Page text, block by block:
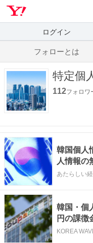
ログイン
フォローとは
特定個
112フォロワ
韓国個人
人情報の
あたらしい
韓国・個
円の課徴
KOREA